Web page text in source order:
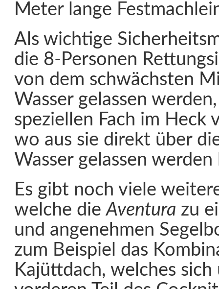
Meter lange
Als wichtige
die 8-Personen
von dem schwächsten
Wasser gelassen
speziellen Fach im Heck
wo aus sie direkt über
Wasser gelassen werden
Es gibt noch viele
welche dieAventura zu
und angenehmen
zum Beispiel das
Kajüttdach, welches sich